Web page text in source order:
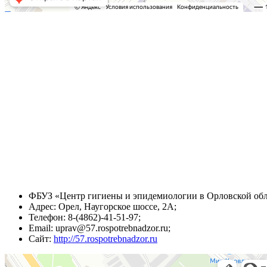
ФБУЗ «Центр гигиены и эпидемиологии в Орловской
Адрес: Орел, Наугорское шоссе, 2А;
Телефон: 8-(4862)-41-51-97;
Email: uprav@57.rospotrebnadzor.ru;
Сайт: http://57.rospotrebnadzor.ru